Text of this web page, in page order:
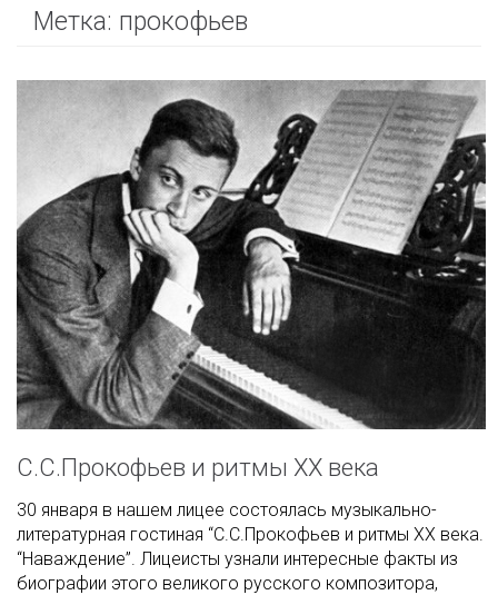
Метка: прокофьев
С.С.Прокофьев и ритмы XX века
30 января в нашем лицее состоялась музыкально-
литературная гостиная “С.С.Прокофьев и ритмы XX века.
“Наваждение”. Лицеисты узнали интересные факты из
биографии этого великого русского композитора,